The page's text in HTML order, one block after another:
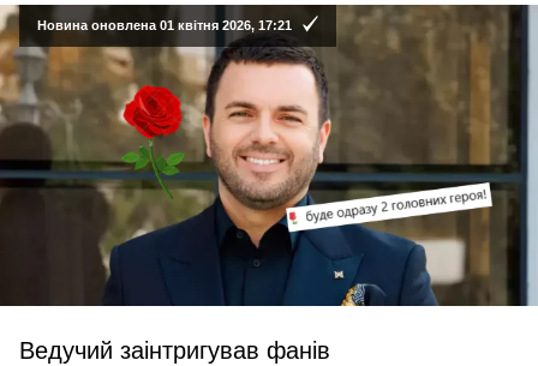
Новина оновлена 01 квітня 2026, 17:21
Ведучий заінтригував фанів